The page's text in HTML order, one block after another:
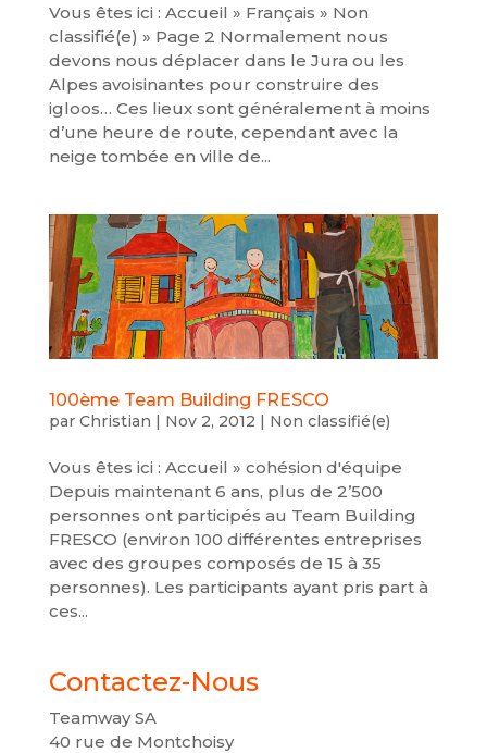
Vous êtes ici : Accueil » Français » Non
classifié(e) » Page 2 Normalement nous
devons nous déplacer dans le Jura ou les
Alpes avoisinantes pour construire des
igloos… Ces lieux sont généralement à moins
d’une heure de route, cependant avec la
neige tombée en ville de...
100ème Team Building FRESCO
par Christian | Nov 2, 2012 | Non classifié(e)
Vous êtes ici : Accueil » cohésion d'équipe
Depuis maintenant 6 ans, plus de 2’500
personnes ont participés au Team Building
FRESCO (environ 100 différentes entreprises
avec des groupes composés de 15 à 35
personnes). Les participants ayant pris part à
ces...
Contactez-Nous
Teamway SA
40 rue de Montchoisy